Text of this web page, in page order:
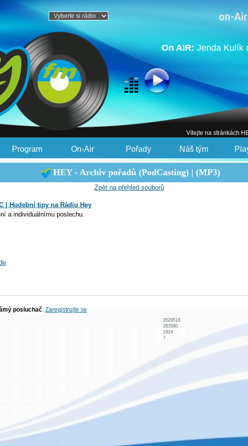
On AIR: Jenda Kulík
Vítejte na stránkách
Program On-Air Pořady Náš tým
HEY - Archiv pořadů (PodCasting) | (MP3)
Zpět na přehled souborů
| Hudební tipy na Rádiu Hey
a individuálnímu poslechu.
posluchač. Zaregistrujte se
3529516
283580
1924
7